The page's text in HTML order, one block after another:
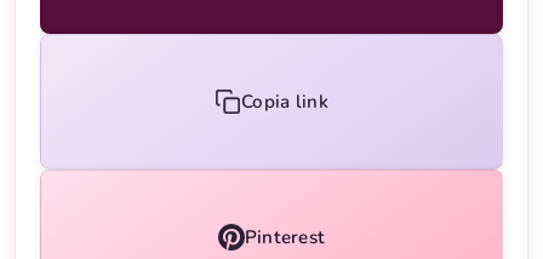
Copia link
Pinterest